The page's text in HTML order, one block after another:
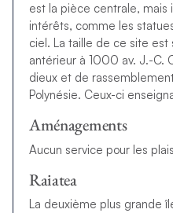
est la pièce centrale, mais
intérêts, comme les
ciel. La taille de ce site
antérieur à 1000 av. J.-C.
dieux et de
Polynésie. Ceux-ci
Aménagements
Aucun service pour les
Raiatea
La deuxième plus grande